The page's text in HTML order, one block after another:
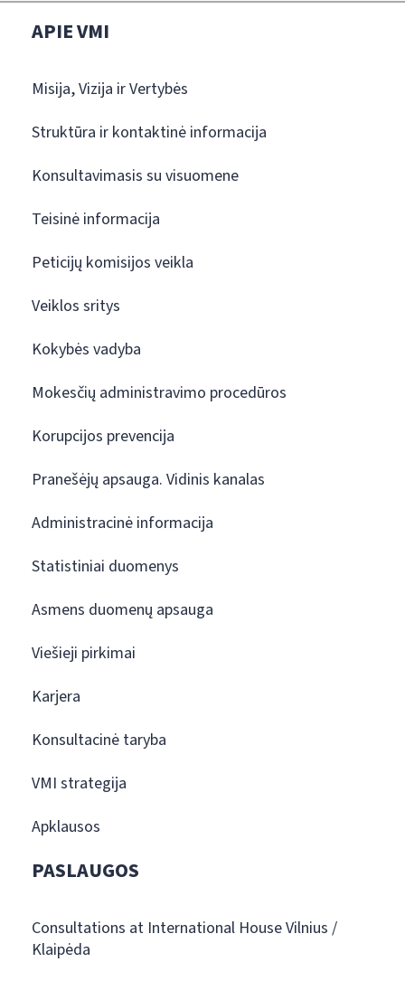
APIE VMI
Misija, Vizija ir Vertybės
Struktūra ir kontaktinė informacija
Konsultavimasis su visuomene
Teisinė informacija
Peticijų komisijos veikla
Veiklos sritys
Kokybės vadyba
Mokesčių administravimo procedūros
Korupcijos prevencija
Pranešėjų apsauga. Vidinis kanalas
Administracinė informacija
Statistiniai duomenys
Asmens duomenų apsauga
Viešieji pirkimai
Karjera
Konsultacinė taryba
VMI strategija
Apklausos
PASLAUGOS
Consultations at International House Vilnius /
Klaipėda